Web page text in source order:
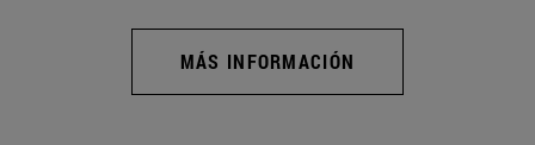
MÁS INFORMACIÓN